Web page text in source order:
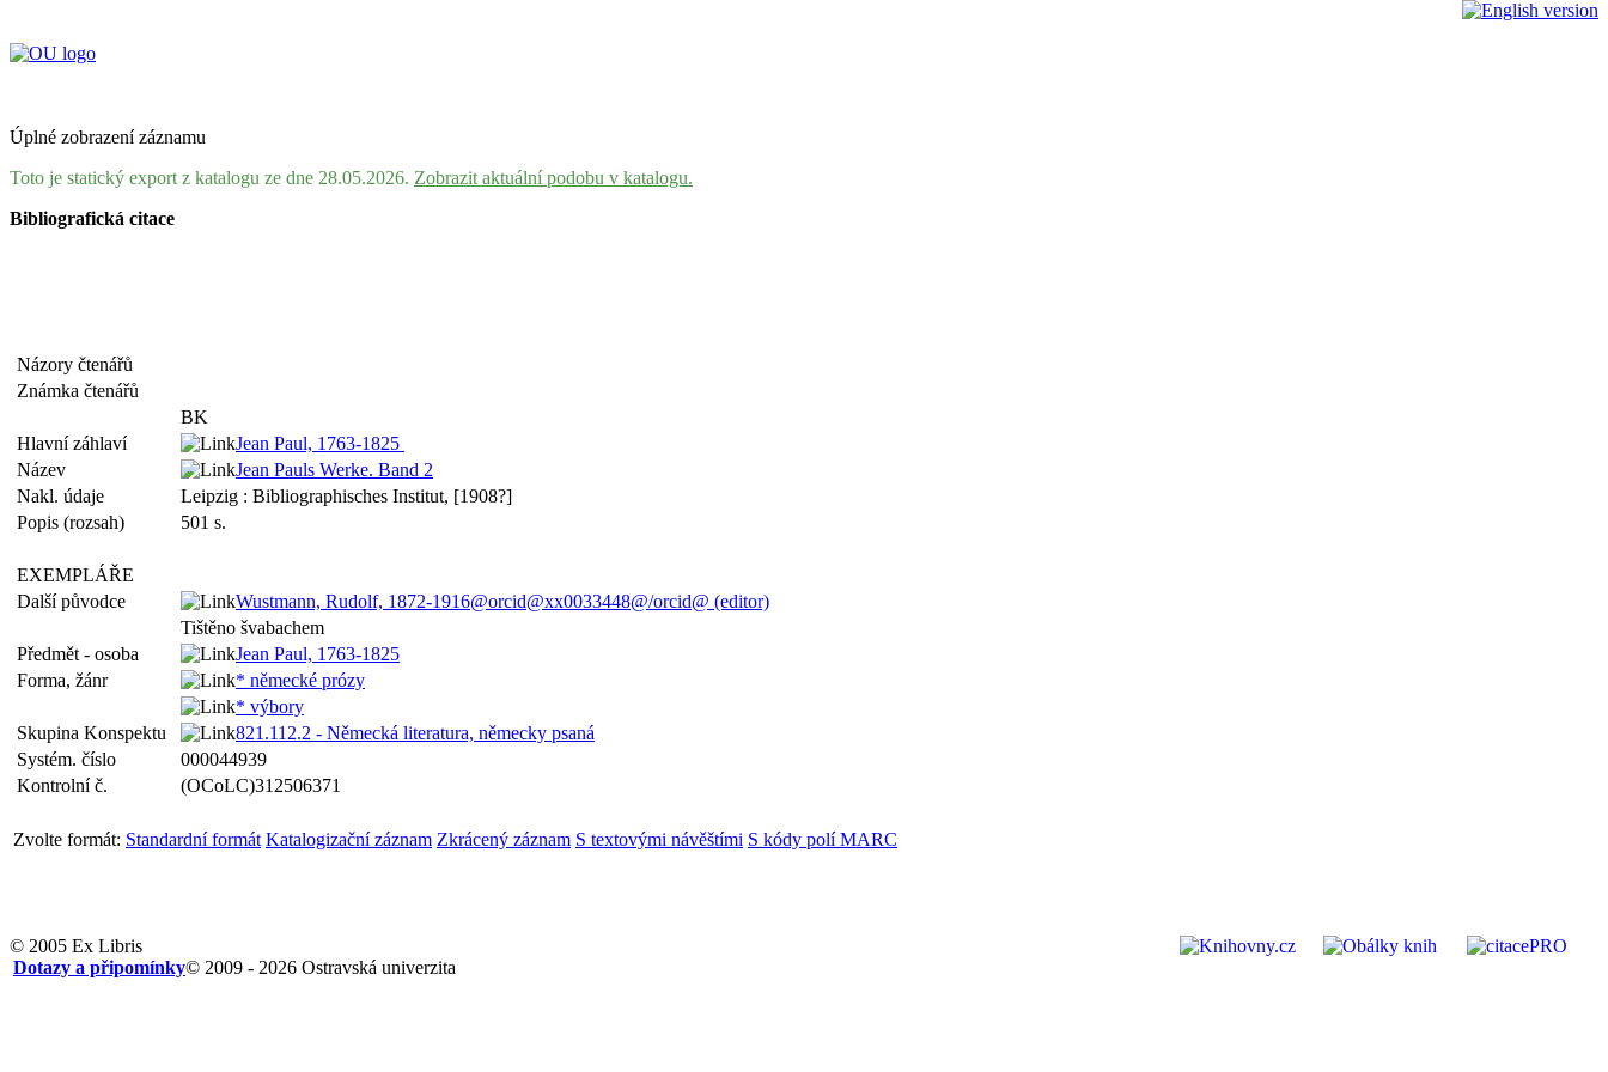
Úplné zobrazení záznamu
Toto je statický export z katalogu ze dne 28.05.2026. Zobrazit aktuální podobu v katalogu.
Bibliografická citace
Názory čtenářů
Známka čtenářů
BK
Hlavní záhlaví
Jean Paul, 1763-1825
Název
Jean Pauls Werke. Band 2
Nakl. údaje
Leipzig : Bibliographisches Institut, [1908?]
Popis (rozsah)
501 s.
EXEMPLÁŘE
Další původce
Wustmann, Rudolf, 1872-1916@orcid@xx0033448@/orcid@ (editor)
Tištěno švabachem
Předmět - osoba
Jean Paul, 1763-1825
Forma, žánr
* německé prózy
* výbory
Skupina Konspektu
821.112.2 - Německá literatura, německy psaná
Systém. číslo
000044939
Kontrolní č.
(OCoLC)312506371
Zvolte formát: Standardní formát Katalogizační záznam Zkrácený záznam S textovými návěštími S kódy polí MARC
© 2005 Ex Libris
© 2009 - 2026 Ostravská univerzita
Dotazy a připomínky